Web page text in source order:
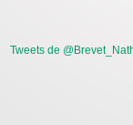
Tweets de